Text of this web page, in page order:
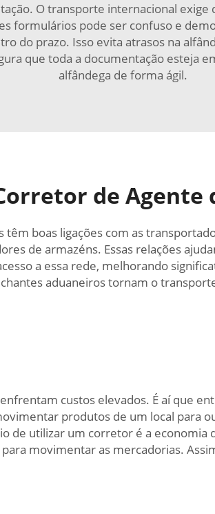
O transporte internacional
formulários pode ser confuso e
do prazo. Isso evita atrasos na
que toda a documentação esteja
alfândega de forma ágil.
de Agente
boas ligações com as
de armazéns. Essas relações
a essa rede, melhorando
aduaneiros tornam o
custos elevados. É aí que
produtos de um local para
de utilizar um corretor é a
movimentar as mercadorias.